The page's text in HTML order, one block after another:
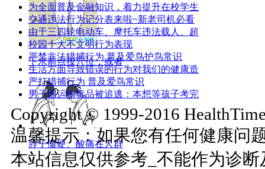
下水前点按穴位，或者
脖子僵硬、酸痛在人群
为全面普及金融知识，着力提升在校学生
交通违法行为记分表来啦~新老司机必看
由于三四轮电动车、摩托车违法载人、超
校园十大不文明行为表现
严禁非法猎捕行为 普及爱鸟护鸟常识
生活方面导致错误的行为对我们的健康造
严打猎捕行为 普及爱鸟常识
男子因运输毒品被追逃：本想等孩子考完
Copyright © 1999-2016
温馨提示：如果您有任何健康问
本站信息仅供参考_不能作为诊